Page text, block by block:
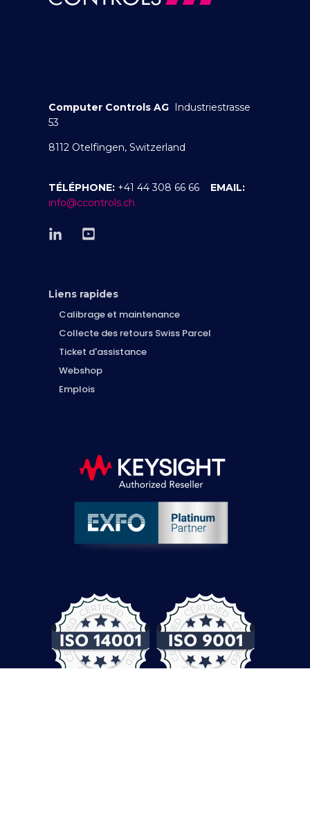
Computer Controls AG Industriestrasse
53
8112 Otelfingen, Switzerland
TÉLÉPHONE: +41 44 308 66 66 EMAIL:
info@ccontrols.ch
Liens rapides
Calibrage et maintenance
Collecte des retours Swiss Parcel
Ticket d'assistance
Webshop
Emplois